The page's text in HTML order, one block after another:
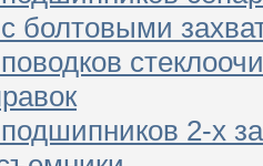
болтовыми
2-х